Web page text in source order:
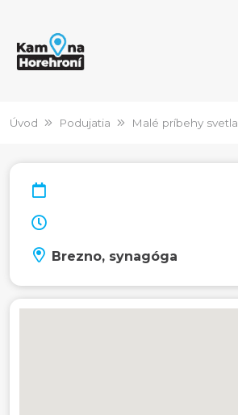
Úvod Podujatia Malé príbehy svetla
Brezno, synagóga